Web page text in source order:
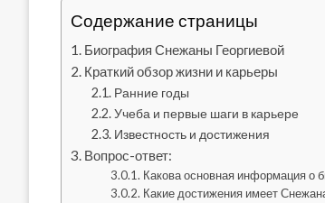
Содержание страницы
Биография Снежаны Георгиевой
Краткий обзор жизни и карьеры
Ранние годы
Учеба и первые шаги в карьере
Известность и достижения
Вопрос-ответ:
Какова основная информация о
Какие достижения имеет